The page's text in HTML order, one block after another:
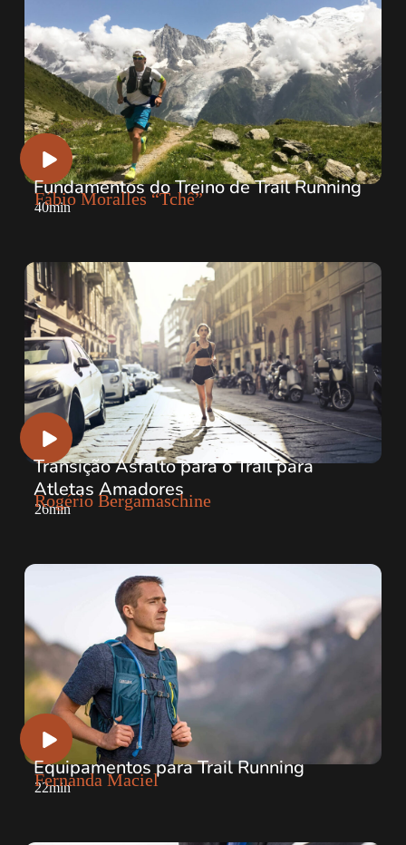
Fundamentos do Treino de Trail Running
Fábio Moralles “Tchê”
40min
Transição Asfalto para o Trail para
Atletas Amadores
Rogério Bergamaschine
26min
Equipamentos para Trail Running
Fernanda Maciel
22min